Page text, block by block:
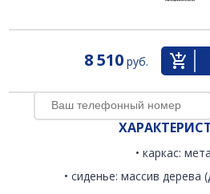
8 510руб.
• каркас:
• сиденье: массив дерева